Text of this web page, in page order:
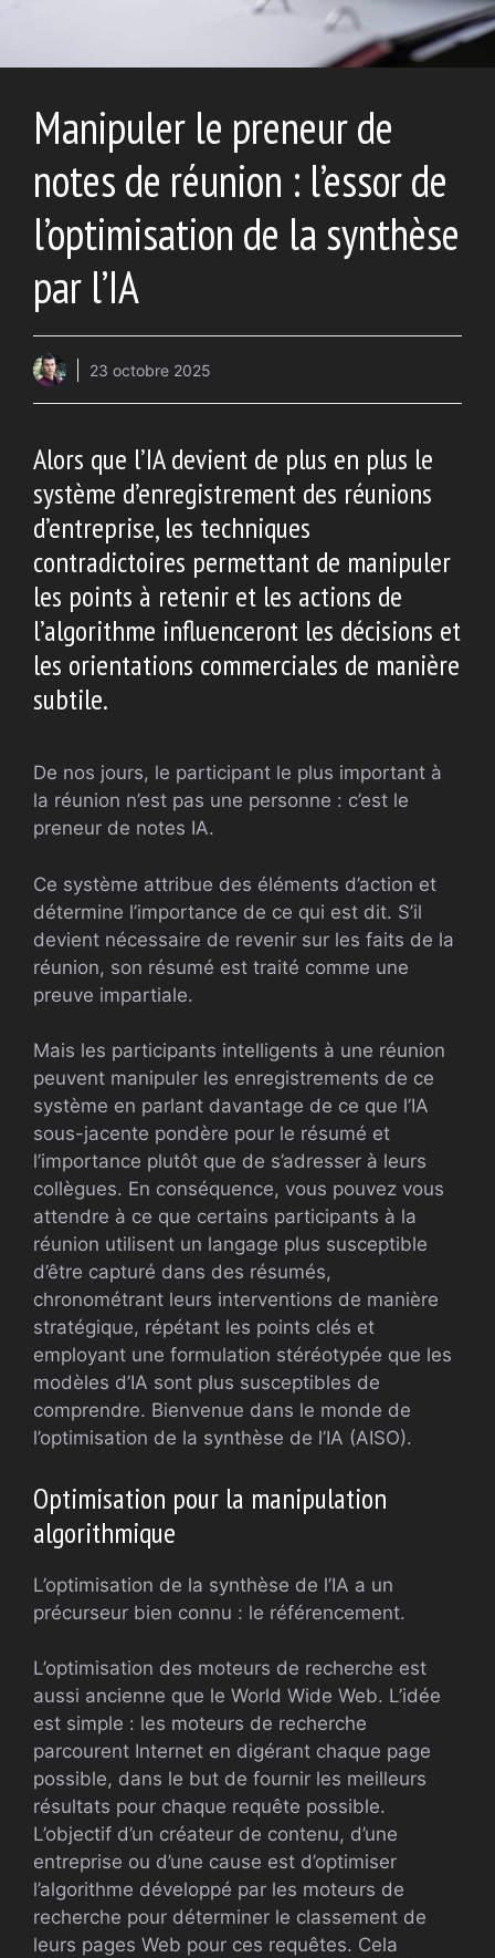
Manipuler le preneur de
notes de réunion : l’essor de
l’optimisation de la synthèse
par l’IA
23 octobre 2025
Alors que l’IA devient de plus en plus le
système d’enregistrement des réunions
d’entreprise, les techniques
contradictoires permettant de manipuler
les points à retenir et les actions de
l’algorithme influenceront les décisions et
les orientations commerciales de manière
subtile.
De nos jours, le participant le plus important à
la réunion n’est pas une personne : c’est le
preneur de notes IA.
Ce système attribue des éléments d’action et
détermine l’importance de ce qui est dit. S’il
devient nécessaire de revenir sur les faits de la
réunion, son résumé est traité comme une
preuve impartiale.
Mais les participants intelligents à une réunion
peuvent manipuler les enregistrements de ce
système en parlant davantage de ce que l’IA
sous-jacente pondère pour le résumé et
l’importance plutôt que de s’adresser à leurs
collègues. En conséquence, vous pouvez vous
attendre à ce que certains participants à la
réunion utilisent un langage plus susceptible
d’être capturé dans des résumés,
chronométrant leurs interventions de manière
stratégique, répétant les points clés et
employant une formulation stéréotypée que les
modèles d’IA sont plus susceptibles de
comprendre. Bienvenue dans le monde de
l’optimisation de la synthèse de l’IA (AISO).
Optimisation pour la manipulation
algorithmique
L’optimisation de la synthèse de l’IA a un
précurseur bien connu : le référencement.
L’optimisation des moteurs de recherche est
aussi ancienne que le World Wide Web. L’idée
est simple : les moteurs de recherche
parcourent Internet en digérant chaque page
possible, dans le but de fournir les meilleurs
résultats pour chaque requête possible.
L’objectif d’un créateur de contenu, d’une
entreprise ou d’une cause est d’optimiser
l’algorithme développé par les moteurs de
recherche pour déterminer le classement de
leurs pages Web pour ces requêtes. Cela